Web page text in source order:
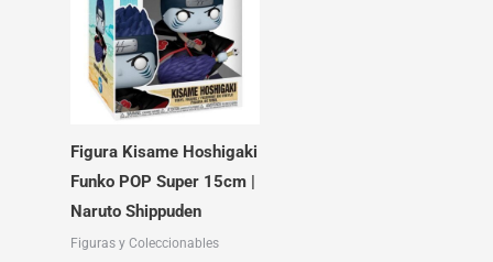
Figura Kisame Hoshigaki
Funko POP Super 15cm |
Naruto Shippuden
Figuras y Coleccionables